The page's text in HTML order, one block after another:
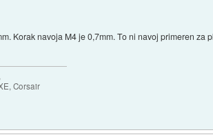
Korak navoja M4 je 0,7mm. To ni navoj primeren za
Corsair